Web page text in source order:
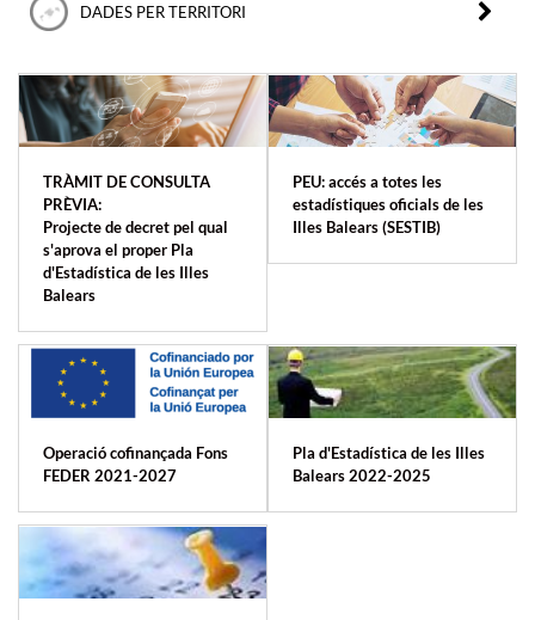
DADES PER TERRITORI
TRÀMIT DE CONSULTA
PRÈVIA:
Projecte de decret pel qual
s'aprova el proper Pla
d'Estadística de les Illes
Balears
PEU: accés a totes les
estadístiques oficials de les
Illes Balears (SESTIB)
Operació cofinançada Fons
FEDER 2021-2027
Pla d'Estadística de les Illes
Balears 2022-2025